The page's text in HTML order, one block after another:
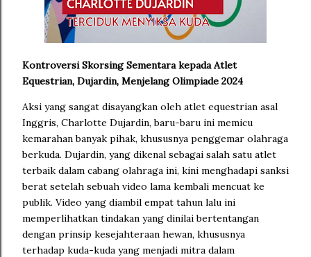
Kontroversi Skorsing Sementara kepada Atlet
Equestrian, Dujardin, Menjelang Olimpiade 2024
Aksi yang sangat disayangkan oleh atlet equestrian asal
Inggris, Charlotte Dujardin, baru-baru ini memicu
kemarahan banyak pihak, khususnya penggemar olahraga
berkuda. Dujardin, yang dikenal sebagai salah satu atlet
terbaik dalam cabang olahraga ini, kini menghadapi sanksi
berat setelah sebuah video lama kembali mencuat ke
publik. Video yang diambil empat tahun lalu ini
memperlihatkan tindakan yang dinilai bertentangan
dengan prinsip kesejahteraan hewan, khususnya
terhadap kuda-kuda yang menjadi mitra dalam